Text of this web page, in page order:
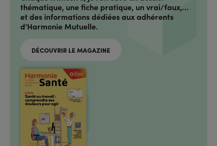
thématique, une fiche pratique, un vrai/faux,…
et des informations dédiées aux adhérents
d’Harmonie Mutuelle.
DÉCOUVRIR LE MAGAZINE